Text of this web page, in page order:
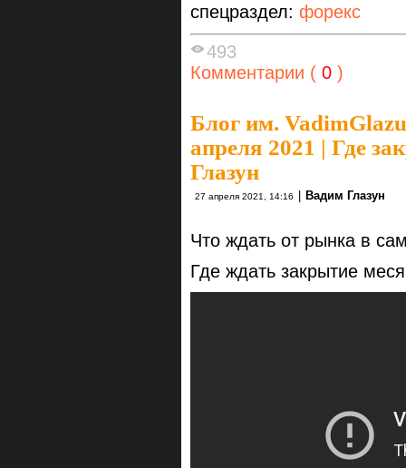
спецраздел: форекс
493
Комментарии ( 0 )
Блог им.
апреля 2021 | Где
Глазун
27 апреля 2021, 14:16 Вадим Глазун
Что ждать от рынка в
Где ждать закрытие